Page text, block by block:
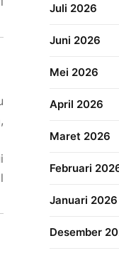
Juli 2026
Juni 2026
Mei 2026
April 2026
Maret 2026
Februari
Januari 2026
Desember